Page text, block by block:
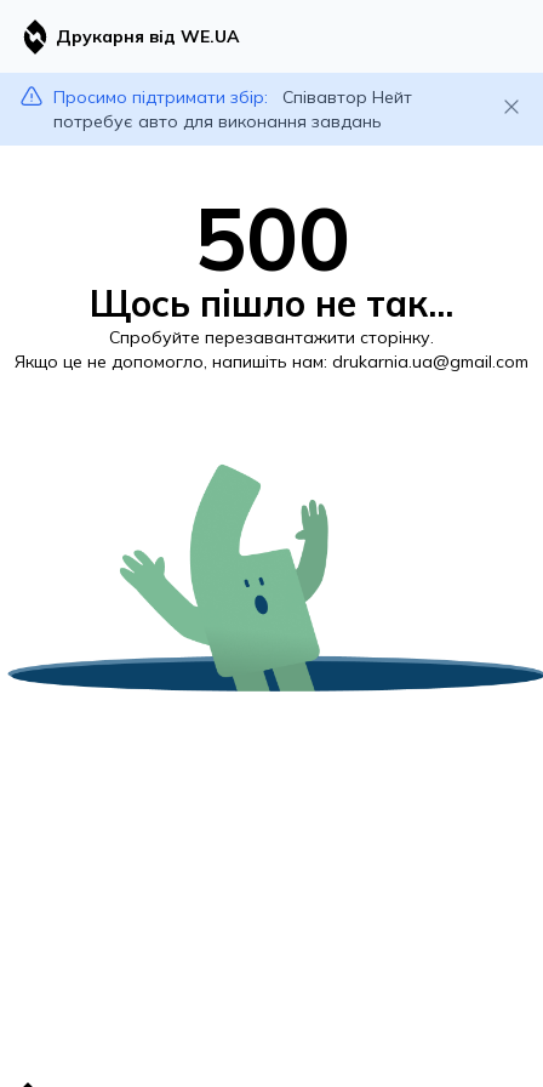
Друкарня від WE.UA
Просимо підтримати збір:
Співавтор Нейт
потребує авто для виконання завдань
500
Щось пішло не так...
Спробуйте перезавантажити сторінку.
Якщо це не допомогло, напишіть нам: drukarnia.ua@gmail.com